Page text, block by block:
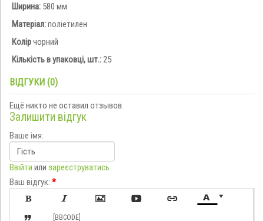
Ширина: 580 мм
Матеріал:поліетилен
Колірчорний
Кількість в упаковці, шт.: 25
ВІДГУКИ (0)
Ещё никто не оставил отзывов.
Залишити відгук
Ваше імя:
Ввійти или зареєструватись
Ваш відгук: *

     
 [BBCODE]